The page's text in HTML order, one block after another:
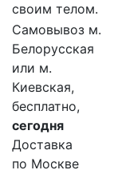
своим телом.
Самовывоз м.
Белорусская
или м.
Киевская,
бесплатно,
сегодня
Доставка
по Москве